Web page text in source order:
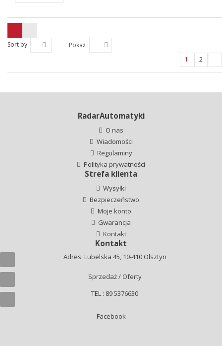
Sort by
Pokaż
1
2
RadarAutomatyki
O nas
Wiadomości
Regulaminy
Polityka prywatności
Strefa klienta
Wysyłki
Bezpieczeństwo
Moje konto
Gwarancja
Kontakt
Kontakt
Adres: Lubelska 45, 10-410 Olsztyn
Sprzedaż / Oferty
TEL : 89 5376630
Facebook